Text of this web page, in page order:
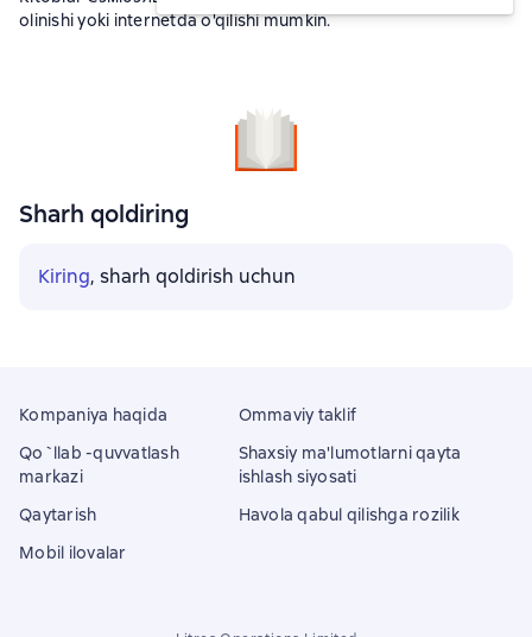
olinishi yoki internetda o'qilishi mumkin.
Sharh qoldiring
Kiring, sharh qoldirish uchun
Kompaniya haqida
Qo`llab -quvvatlash
markazi
Qaytarish
Mobil ilovalar
Ommaviy taklif
Shaxsiy ma'lumotlarni qayta
ishlash siyosati
Havola qabul qilishga rozilik